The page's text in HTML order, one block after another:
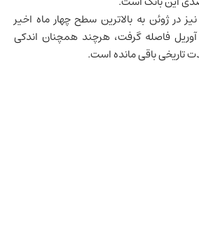
در ژوئن به بالاترین سطح چهار ماه اخیر
کف ۱۷ ماهه آوریل فاصله گرفت، هرچند همچنان اندکی
تاریخی باقی مانده است.